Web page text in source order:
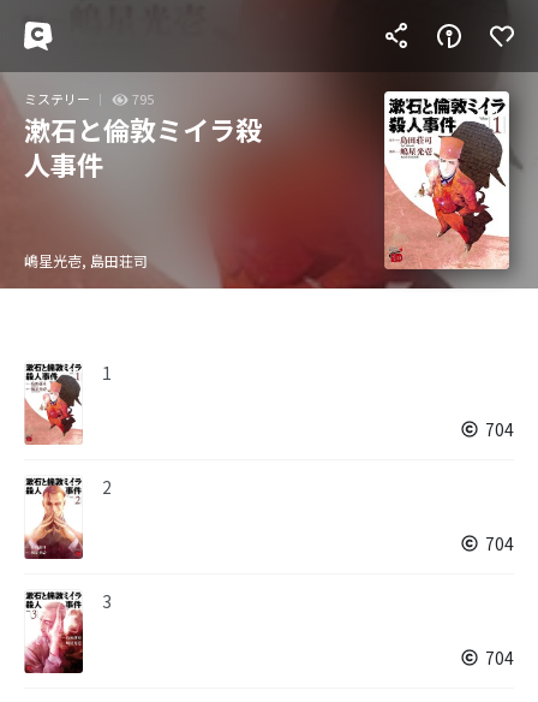
ミステリー 795
漱石と倫敦ミイラ殺
人事件
嶋星光壱, 島田荘司
1
704
2
704
3
704